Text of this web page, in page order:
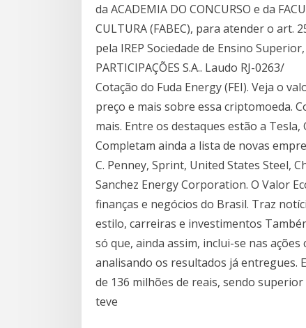
da ACADEMIA DO CONCURSO e da
CULTURA (FABEC), para atender o art.
pela IREP Sociedade de Ensino
PARTICIPAÇÕES S.A.. Laudo RJ-0263/
Cotação do Fuda Energy (FEI). Veja o
preço e mais sobre essa criptomoeda.
mais. Entre os destaques estão a
Completam ainda a lista de novas
C. Penney, Sprint, United States Steel,
Sanchez Energy Corporation. O Valor
finanças e negócios do Brasil. Traz
estilo, carreiras e investimentos
só que, ainda assim, inclui-se nas
analisando os resultados já
de 136 milhões de reais, sendo
teve